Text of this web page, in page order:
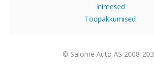
Inimesed
Tööpakkumised
© Salome Auto AS 2008-